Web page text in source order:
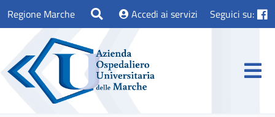
Regione Marche Accedi ai servizi Seguici su: